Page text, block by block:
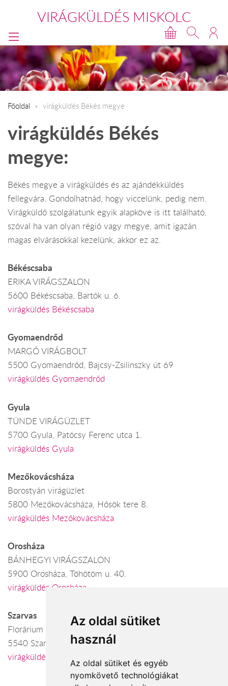
Az oldal sütiket
használ
Az oldal sütiket és egyéb
nyomkövető technológiákat
VIRÁGKÜLDÉS MISKOLC
Főoldal virágküldés Békés megye
virágküldés Békés
megye:
Békés megye a virágküldés és az ajándékküldés
fellegvára. Gondolhatnád, hogy viccelünk, pedig nem.
Virágküldő szolgálatunk egyik alapköve is itt található,
szóval ha van olyan régió vagy megye, amit igazán
magas elvárásokkal kezelünk, akkor ez az.
Békéscsaba
ERIKA VIRÁGSZALON
5600 Békéscsaba, Bartók u. 6.
virágküldés Békéscsaba
Gyomaendrőd
MARGÓ VIRÁGBOLT
5500 Gyomaendrőd, Bajcsy-Zsilinszky út 69
virágküldés Gyomaendrőd
Gyula
TÜNDE VIRÁGÜZLET
5700 Gyula, Patócsy Ferenc utca 1.
virágküldés Gyula
Mezőkovácsháza
Borostyán virágüzlet
5800 Mezőkovácsháza, Hősök tere 8.
virágküldés Mezőkovácsháza
Orosháza
BÁNHEGYI VIRÁGSZALON
5900 Orosháza, Töhötöm u. 40.
virágküldés Orosháza
Szarvas
Florárium
5540 Szarvas, Lehel u. 3-5.
virágküldés Szarvas